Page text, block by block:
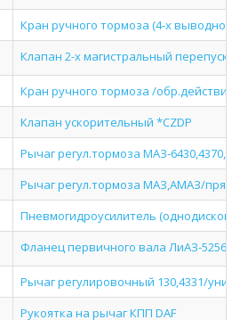
Кран ручного тормоза (4-х выводной)
Клапан 2-х магистральный
Кран ручного тормоза /обр.действия/
Клапан ускорительный *CZDP
Рычаг регул.тормоза МАЗ-
Рычаг регул.тормоза МАЗ,АМАЗ/
Пневмогидроусилитель
Фланец первичного вала ЛиАЗ-5256
Рычаг регулировочный 130,4331/
Рукоятка на рычаг КПП DAF